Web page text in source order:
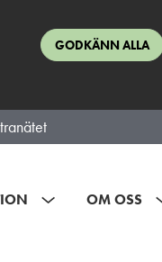
GODKÄNN ALLA
OM OSS